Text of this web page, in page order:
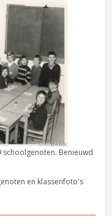
schoolgenoten. Benieuwd
en klassenfoto's